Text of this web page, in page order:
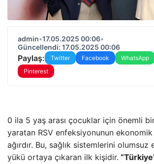
admin•17.05.2025 00:06•
Güncellendi: 17.05.2025 00:06
Paylaş: Twitter Facebook WhatsApp
Pinterest
0 ila 5 yaş arası çocuklar için önemli
yaratan RSV enfeksiyonunun
ağırdır. Bu, sağlık sistemlerini olumsuz
yükü ortaya çıkaran ilk kişidir.